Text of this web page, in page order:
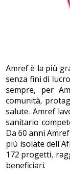
Amref è la più
senza fini di
sempre, per
comunità,
salute. Amref
sanitario
Da 60 anni
più isolate
172 progetti,
beneficiari.